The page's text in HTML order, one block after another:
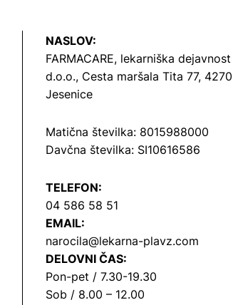
NASLOV:
FARMACARE, lekarniška dejavnost
d.o.o., Cesta maršala Tita 77, 4270
Jesenice
Matična številka: 8015988000
Davčna številka: SI10616586
TELEFON:
04 586 58 51
EMAIL:
narocila@lekarna-plavz.com
DELOVNI ČAS:
Pon-pet / 7.30-19.30
Sob / 8.00 – 12.00